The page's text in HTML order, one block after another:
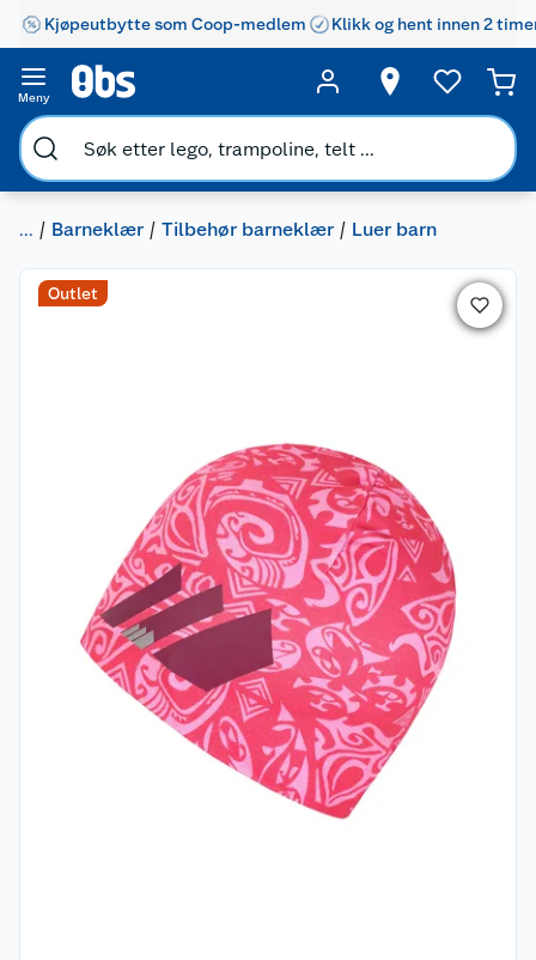
Kjøpeutbytte som Coop-medlem Klikk og hent innen 2
Meny
... Barneklær Tilbehør barneklær Luer barn
Outlet